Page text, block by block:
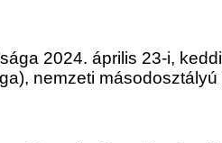
2024. április 23-i,
nemzeti